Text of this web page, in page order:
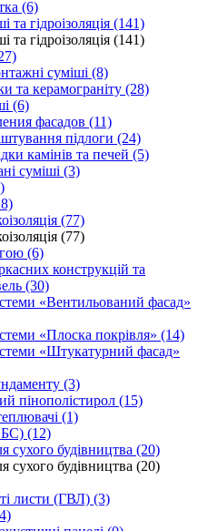
(6)
та гідроізоляція (141)
та гідроізоляція (141)
суміші (8)
та керамограніту (28)
(6)
фасадов (11)
підлоги (24)
камінів та печей (5)
суміші (3)
(77)
(77)
(6)
конструкцій та
(30)
«Вентильований фасад»
«Плоска покрівля» (14)
«Штукатурний фасад»
(3)
пінополістирол (15)
(1)
(12)
сухого будівництва (20)
сухого будівництва (20)
листи (ГВЛ) (3)